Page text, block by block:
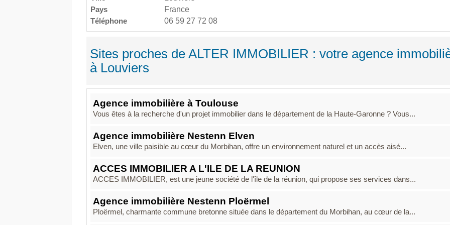
Pays
France
Téléphone
06 59 27 72 08
Sites proches de ALTER IMMOBILIER : votre agence
à Louviers
Agence immobilière à Toulouse
Vous êtes à la recherche d'un projet immobilier dans le département de la Haute-Garonne ? Vous...
Agence immobilière Nestenn Elven
Elven, une ville paisible au cœur du Morbihan, offre un environnement naturel et un accès aisé...
ACCES IMMOBILIER A L'ILE DE LA REUNION
ACCES IMMOBILIER, est une jeune société de l'île de la réunion, qui propose ses services dans...
Agence immobilière Nestenn Ploërmel
Ploërmel, charmante commune bretonne située dans le département du Morbihan, au cœur de la...